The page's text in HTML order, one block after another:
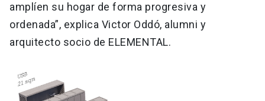
amplíen su hogar de forma progresiva y
ordenada”, explica Victor Oddó, alumni y
arquitecto socio de ELEMENTAL.